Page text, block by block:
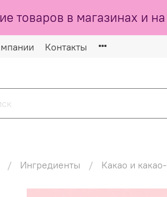
товаров в магазинах и
Контакты
Ингредиенты Какао и